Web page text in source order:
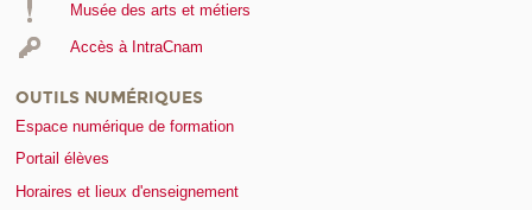
Musée des arts et métiers
Accès à IntraCnam
OUTILS NUMÉRIQUES
Espace numérique de formation
Portail élèves
Horaires et lieux d'enseignement